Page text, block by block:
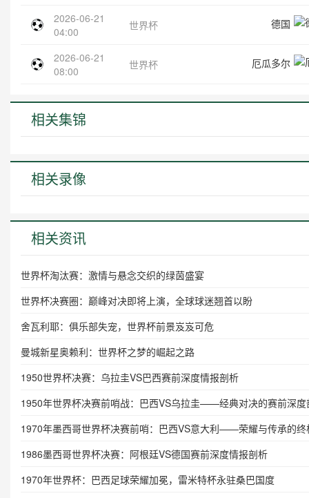
2026-06-21
04:00
世界杯 德国
2026-06-21
08:00
世界杯 厄瓜多尔
相关集锦
相关录像
相关资讯
世界杯淘汰赛：激情与悬念交织的绿茵盛宴
世界杯决赛圈：巅峰对决即将上演，全球球迷翘首以盼
舍瓦利耶：俱乐部失宠，世界杯前景岌岌可危
曼城新星奥赖利：世界杯之梦的崛起之路
1950世界杯决赛：乌拉圭VS巴西赛前深度情报剖析
1950年世界杯决赛前哨战：巴西VS乌拉圭——经典对决的赛前深度
1970年墨西哥世界杯决赛前哨：巴西VS意大利——荣耀与传承的终
1986墨西哥世界杯决赛：阿根廷VS德国赛前深度情报剖析
1970年世界杯：巴西足球荣耀加冕，雷米特杯永驻桑巴国度